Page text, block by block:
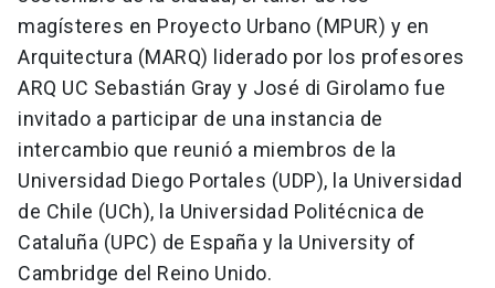
magísteres en Proyecto Urbano (MPUR) y en
Arquitectura (MARQ) liderado por los profesores
ARQ UC Sebastián Gray y José di Girolamo fue
invitado a participar de una instancia de
intercambio que reunió a miembros de la
Universidad Diego Portales (UDP), la Universidad
de Chile (UCh), la Universidad Politécnica de
Cataluña (UPC) de España y la University of
Cambridge del Reino Unido.